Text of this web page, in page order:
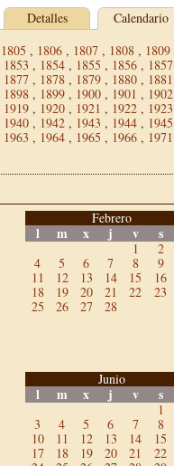
Detalles
Calendario
1805 , 1806 , 1807 , 1808 , 1809
1853 , 1854 , 1855 , 1856 , 1857
1877 , 1878 , 1879 , 1880 , 1881
1898 , 1899 , 1900 , 1901 , 1902
1919 , 1920 , 1921 , 1922 , 1923
1940 , 1942 , 1943 , 1944 , 1945
1963 , 1964 , 1965 , 1966 , 1971
Febrero
l m x j v s
1 2
4
5 6 7 8 9
11
12 13 14 15 16
18
19 20 21 22 23
25
26 27 28
Junio
l m x j v s
1
3
4 5 6 7 8
10
11 12 13 14 15
17
18 19 20 21 22